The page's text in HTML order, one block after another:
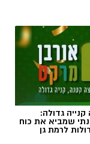
ברמת גן
גדולה:
שמביא את כוח
לרמת גן